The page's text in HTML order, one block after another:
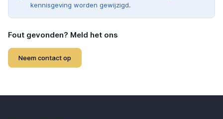
kennisgeving worden gewijzigd.
Fout gevonden? Meld het ons
Neem contact op